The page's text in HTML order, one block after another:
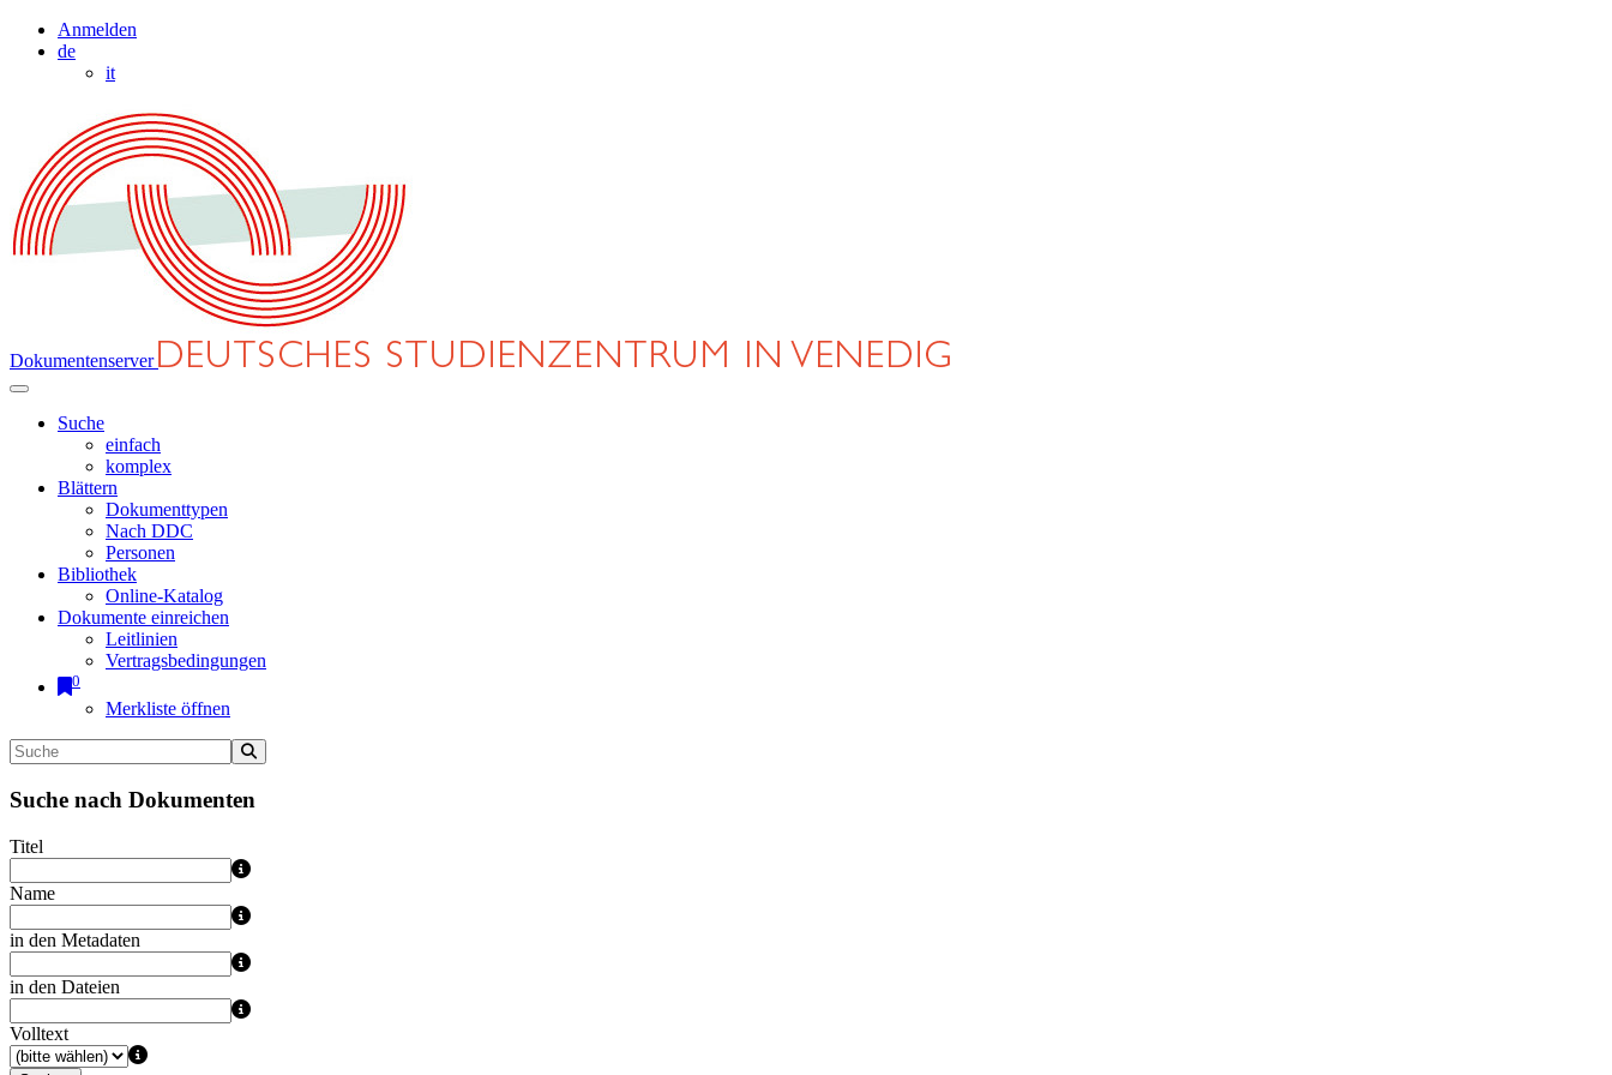
Anmelden
de
it
Dokumentenserver
Suche
einfach
komplex
Blättern
Dokumenttypen
Nach DDC
Personen
Bibliothek
Online-Katalog
Dokumente einreichen
Leitlinien
Vertragsbedingungen
0
Merkliste öffnen
Suche nach Dokumenten
Titel
Name
in den Metadaten
in den Dateien
Volltext